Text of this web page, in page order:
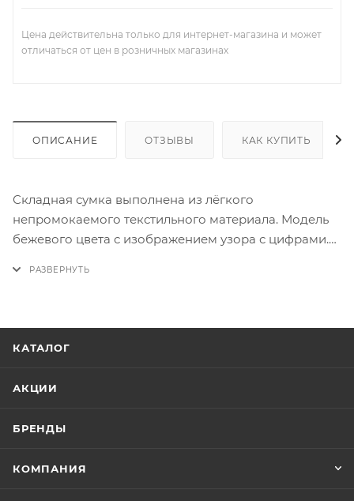
Цена действительна только для интернет-магазина и может
отличаться от цен в розничных магазинах
ОПИСАНИЕ ОТЗЫВЫ КАК КУПИТЬ
Складная сумка выполнена из лёгкого
непромокаемого текстильного материала. Модель
бежевого цвета с изображением узора с цифрами.
дополнительным кармашком.
КАТАЛОГ
АКЦИИ
БРЕНДЫ
КОМПАНИЯ